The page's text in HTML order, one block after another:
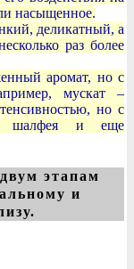
насыщенное.
деликатный, а
раз более
аромат, но с
мускат –
но с
шалфея и еще
этапам
и